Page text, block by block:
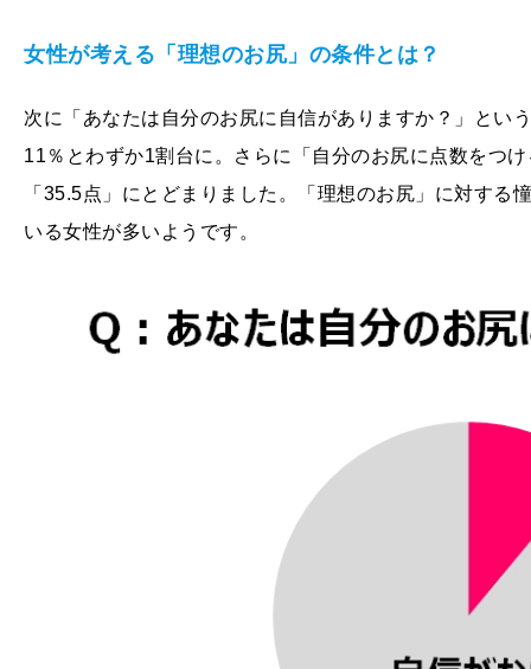
女性が考える「理想のお尻」の条件とは？
次に「あなたは自分のお尻に自信がありますか？」とい
11％とわずか1割台に。さらに「自分のお尻に点数をつ
「35.5点」にとどまりました。「理想のお尻」に対する
いる女性が多いようです。